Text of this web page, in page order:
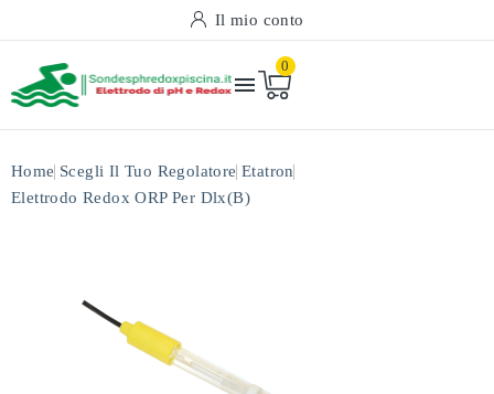
Il mio conto

0
Home Scegli Il Tuo Regolatore Etatron
Elettrodo Redox ORP Per Dlx(b)